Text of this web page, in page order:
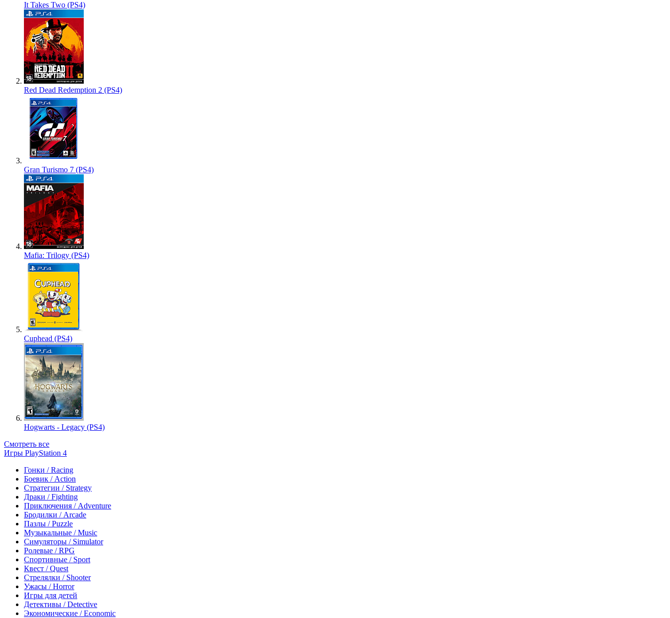
It Takes Two (PS4)
Red Dead Redemption 2 (PS4)
Gran Turismo 7 (PS4)
Mafia: Trilogy (PS4)
Cuphead (PS4)
Hogwarts - Legacy (PS4)
Смотреть все
Игры PlayStation 4
Гонки / Racing
Боевик / Action
Стратегии / Strategy
Драки / Fighting
Приключения / Adventure
Бродилки / Arcade
Пазлы / Puzzle
Музыкальные / Music
Симуляторы / Simulator
Ролевые / RPG
Спортивные / Sport
Квест / Quest
Стрелялки / Shooter
Ужасы / Horror
Игры для детей
Детективы / Detective
Экономические / Economic